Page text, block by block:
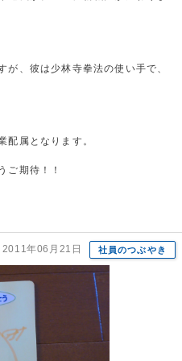
が、彼は少林寺拳法の使い手で、
配属となります。
ご期待！！
2011年06月21日 社員のつぶやき